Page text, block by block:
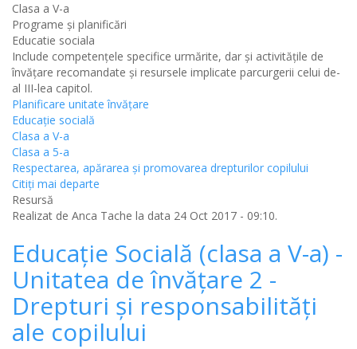
Clasa a V-a
Programe și planificări
Educatie sociala
Include competențele specifice urmărite, dar și activitățile de
învățare recomandate și resursele implicate parcurgerii celui de-
al III-lea capitol.
Planificare unitate învățare
Educație socială
Clasa a V-a
Clasa a 5-a
Respectarea, apărarea și promovarea drepturilor copilului
Citiţi mai departe
Resursă
Realizat de Anca Tache la data 24 Oct 2017 - 09:10.
Educație Socială (clasa a V-a) -
Unitatea de învățare 2 -
Drepturi și responsabilități
ale copilului